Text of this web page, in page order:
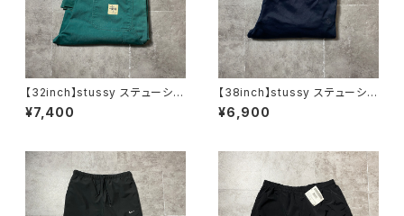
【32inch】stussy ステューシ
ー ジッパーフライ グリー
ン ダブルニー ワークパンツ
¥7,400
【38inch】stussy ステューシ
ー ジッパーフライ SSリン
ク 刺繍ロゴ ネイビー クロ
¥6,900